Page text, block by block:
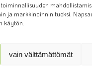
ja markkinoinnin tueksi.
käytön.
vain välttämättömät